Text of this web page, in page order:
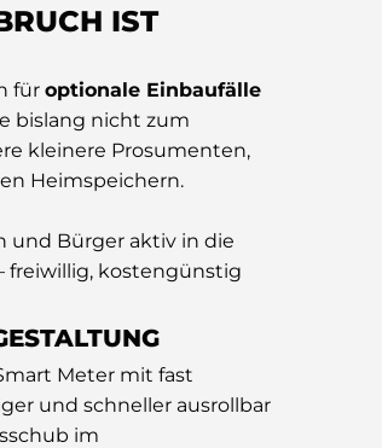
IST
für optionale Einbaufälle
bislang nicht zum
kleinere Prosumenten,
Heimspeichern.
und Bürger aktiv in die
freiwillig, kostengünstig
Meter mit fast
und schneller ausrollbar
im